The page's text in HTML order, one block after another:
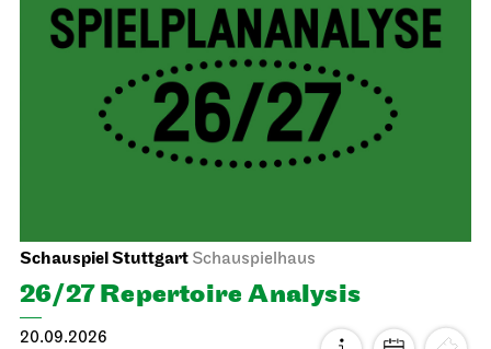
Schauspiel Stuttgart Schauspielhaus
26/27 Repertoire Analysis
20.09.2026